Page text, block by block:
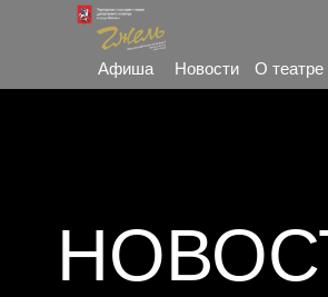
О театре
Афиша Новости